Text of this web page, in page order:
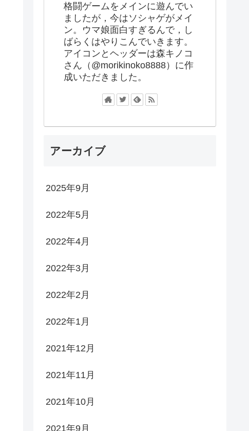
格闘ゲームをメインに遊んでい
ましたが，今はソシャゲがメイ
ン。ウマ娘面白すぎるんで，し
ばらくはやりこんでいきます。
アイコンとヘッダーは森キノコ
さん（@morikinoko8888）に作
成いただきました。
アーカイブ
2025年9月
2022年5月
2022年4月
2022年3月
2022年2月
2022年1月
2021年12月
2021年11月
2021年10月
2021年9月